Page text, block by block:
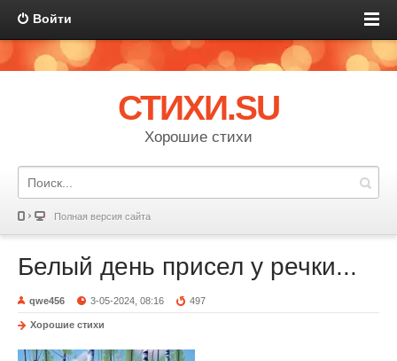
Войти
СТИХИ.SU
Хорошие стихи
Полная версия сайта
Белый день присел у речки...
qwe456 3-05-2024, 08:16 497
Хорошие стихи